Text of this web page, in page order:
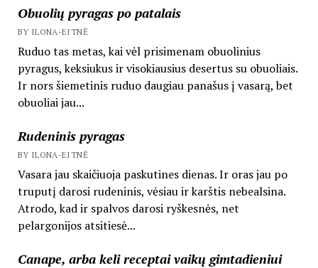
Obuolių pyragas po patalais
BY ILONA-EITNĖ
Ruduo tas metas, kai vėl prisimenam obuolinius
pyragus, keksiukus ir visokiausius desertus su obuoliais.
Ir nors šiemetinis ruduo daugiau panašus į vasarą, bet
obuoliai jau...
Rudeninis pyragas
BY ILONA-EITNĖ
Vasara jau skaičiuoja paskutines dienas. Ir oras jau po
truputį darosi rudeninis, vėsiau ir karštis nebealsina.
Atrodo, kad ir spalvos darosi ryškesnės, net
pelargonijos atsitiesė...
Canape, arba keli receptai vaikų gimtadieniui